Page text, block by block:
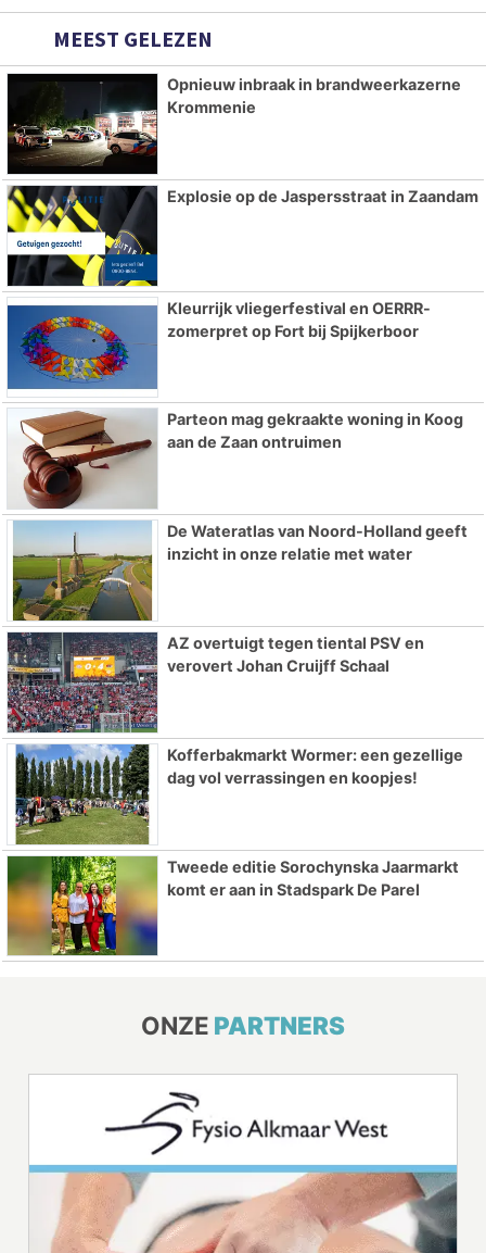
MEEST GELEZEN
Opnieuw inbraak in brandweerkazerne
Krommenie
Explosie op de Jaspersstraat in Zaandam
Kleurrijk vliegerfestival en OERRR-
zomerpret op Fort bij Spijkerboor
Parteon mag gekraakte woning in Koog
aan de Zaan ontruimen
De Wateratlas van Noord-Holland geeft
inzicht in onze relatie met water
AZ overtuigt tegen tiental PSV en
verovert Johan Cruijff Schaal
Kofferbakmarkt Wormer: een gezellige
dag vol verrassingen en koopjes!
Tweede editie Sorochynska Jaarmarkt
komt er aan in Stadspark De Parel
ONZE PARTNERS